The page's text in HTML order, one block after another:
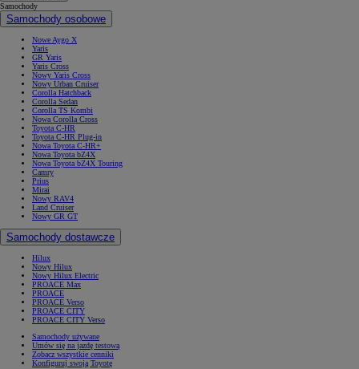
Samochody
Samochody osobowe
Nowe Aygo X
Yaris
GR Yaris
Yaris Cross
Nowy Yaris Cross
Nowy Urban Cruiser
Corolla Hatchback
Corolla Sedan
Corolla TS Kombi
Nowa Corolla Cross
Toyota C-HR
Toyota C-HR Plug-in
Nowa Toyota C-HR+
Nowa Toyota bZ4X
Nowa Toyota bZ4X Touring
Camry
Prius
Mirai
Nowy RAV4
Land Cruiser
Nowy GR GT
Samochody dostawcze
Hilux
Nowy Hilux
Nowy Hilux Electric
PROACE Max
PROACE
PROACE Verso
PROACE CITY
PROACE CITY Verso
Samochody używane
Umów się na jazdę testową
Zobacz wszystkie cenniki
Konfiguruj swoją Toyotę